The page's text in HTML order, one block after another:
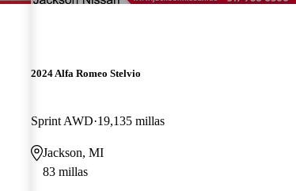
2024 Alfa Romeo Stelvio
Sprint AWD 19,135 millas
Jackson, MI
83 millas